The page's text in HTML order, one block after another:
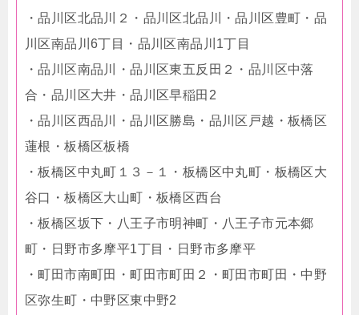
・品川区北品川２・品川区北品川・品川区豊町・品
川区南品川6丁目・品川区南品川1丁目
・品川区南品川・品川区東五反田２・品川区中落
合・品川区大井・品川区早稲田2
・品川区西品川・品川区勝島・品川区戸越・板橋区
蓮根・板橋区板橋
・板橋区中丸町１３－１・板橋区中丸町・板橋区大
谷口・板橋区大山町・板橋区西台
・板橋区坂下・八王子市明神町・八王子市元本郷
町・日野市多摩平1丁目・日野市多摩平
・町田市南町田・町田市町田２・町田市町田・中野
区弥生町・中野区東中野2